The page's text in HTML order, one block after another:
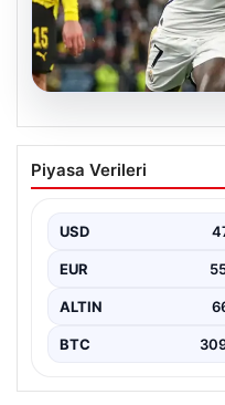
06.08.2026
Real Madrid,
Sözleşmeyi
süredir konuşulan ve
ilgili…
Piyasa Verileri
USD
EUR
ALTIN
BTC